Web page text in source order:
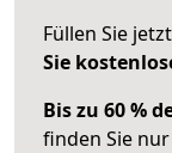
Füllen Sie
Sie
Bis zu 60 %
finden Sie